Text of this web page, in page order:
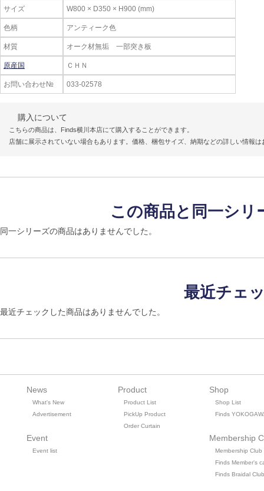
サイズ W800 × D350 × H900 (mm)
色柄 アンティーク色
材質 オーク材無垢 一部突き板
原産国 ＣＨＮ
お問い合わせ№ 033-02578
購入について
こちらの商品は、Finds横川本店にて購入することができます。
店舗に展示されていない場合もあります。価格、梱包サイズ、納期などの詳しい情報
この商品と同一シ
同一シリーズの商品はありませんでした。
最近チェ
最近チェックした商品はありませんでした。
News
What's New
Advertisement
Event
Event list
Product
Product List
PickUp Product
Order Curtain
Shop
Shop List
Finds
Membership
Membership Club
Finds Member's
Finds Braidal Club